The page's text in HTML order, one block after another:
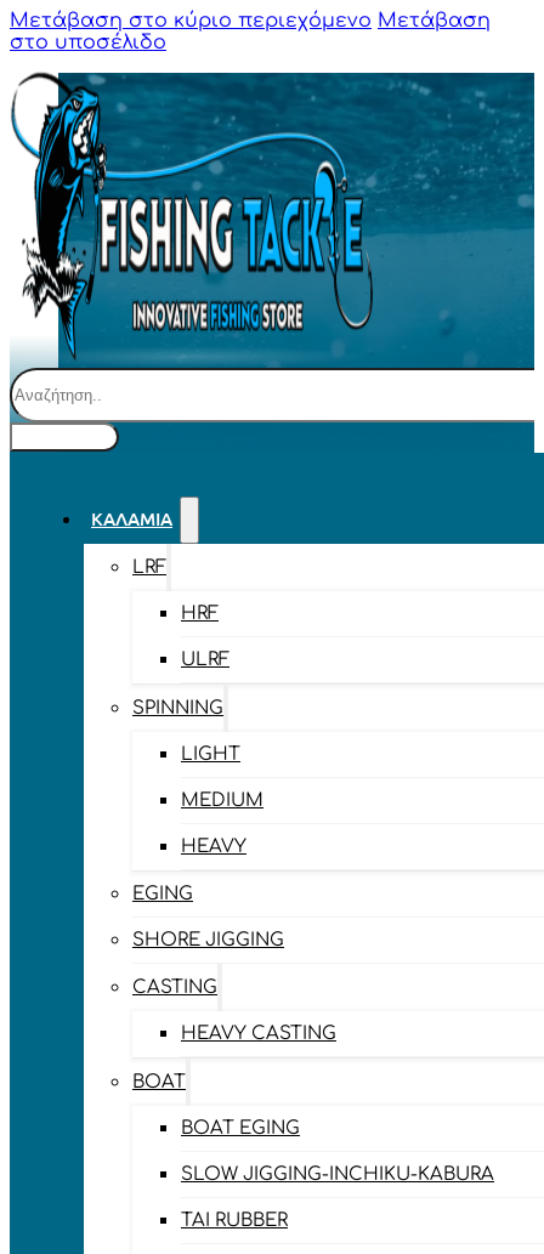
Μετάβαση στο κύριο περιεχόμενο Μετάβαση
στο υποσέλιδο
Αναζήτηση
ΚΑΛΆΜΙΑ
LRF
HRF
ULRF
SPINNING
LIGHT
MEDIUM
HEAVY
EGING
SHORE JIGGING
CASTING
HEAVY CASTING
BOAT
BOAT EGING
SLOW JIGGING-INCHIKU-KABURA
TAI RUBBER